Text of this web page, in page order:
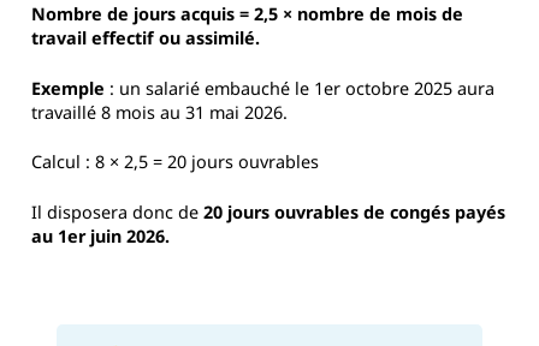
Nombre de jours acquis = 2,5 × nombre de mois de
travail effectif ou assimilé.
Exemple : un salarié embauché le 1er octobre 2025 aura
travaillé 8 mois au 31 mai 2026.
Calcul : 8 × 2,5 = 20 jours ouvrables
Il disposera donc de 20 jours ouvrables de congés payés
au 1er juin 2026.